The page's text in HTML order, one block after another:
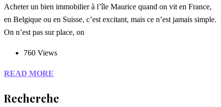
Acheter un bien immobilier à l’île Maurice quand on vit en France,
en Belgique ou en Suisse, c’est excitant, mais ce n’est jamais simple.
On n’est pas sur place, on
760 Views
READ MORE
Recherche